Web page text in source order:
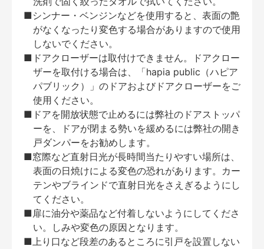
■シンナー・ベンジンなどを使用すると、表面の艶
がなくなったり変色する場合がありますので使用
しないでください。
■ドアクローザーは取付けできません。ドアクロー
ザーを取付ける場合は、「hapia public（ハピア
パブリック）」のドアおよびドアクローザーをご
使用ください。
■ドアを開放状態で止めるには弊社のドアストッパ
ーを、ドアが閉まる勢いを緩めるには弊社の開き
戸ダンパーをお勧めします。
■窓際など直射日光が長時間当たりやすい場所は、
表面の日焼けによる変色の恐れがあります。カー
テンやブラインドで直射日光をさえぎるようにし
てください。
■扉に油分や薬品など付着しないようにしてくださ
い。しみや変色の原因となります。
■上り口など段差のあるところに引戸を設置しない